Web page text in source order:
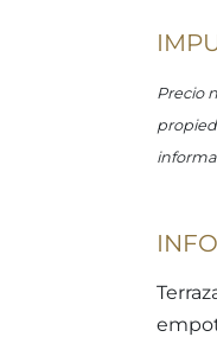
Precio